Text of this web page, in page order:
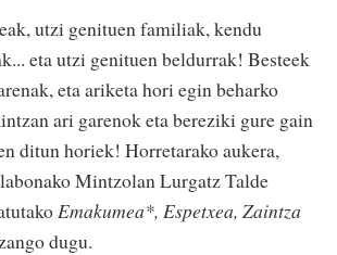
utzi genituen familiak, kendu
eta utzi genituen beldurrak! Besteek
eta ariketa hori egin beharko
ari garenok eta bereziki gure gain
ditun horiek! Horretarako aukera,
Mintzolan Lurgatz Talde
Emakumea*, Espetxea, Zaintza
dugu.